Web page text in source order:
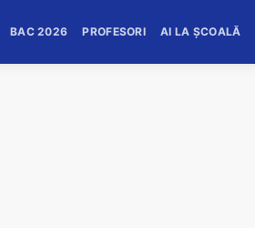
BAC 2026 PROFESORI AI LA ȘCOALĂ